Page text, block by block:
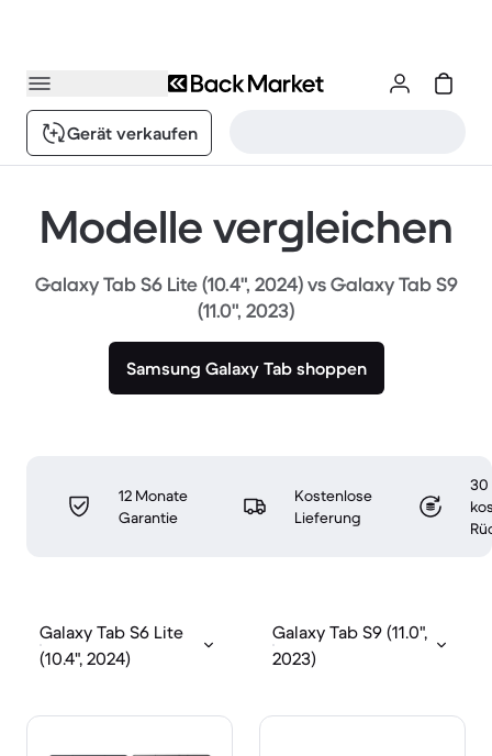
Gerät verkaufen
Modelle vergleichen
Galaxy Tab S6 Lite (10.4", 2024) vs Galaxy Tab S9
(11.0", 2023)
Samsung Galaxy Tab shoppen
12 Monate
Garantie
Kostenlose
Lieferung
30
Galaxy Tab S6 Lite
(10.4", 2024)
Galaxy Tab S9 (11.0",
2023)